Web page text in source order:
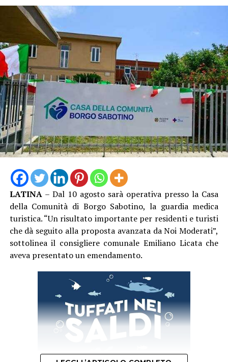
LATINA– Dal 10 agosto sarà operativa presso la Casa
della Comunità di Borgo Sabotino, la guardia medica
turistica. “Un risultato importante per residenti e turisti
che dà seguito alla proposta avanzata da Noi Moderati”,
sottolinea il consigliere comunale Emiliano Licata che
aveva presentato un emendamento.